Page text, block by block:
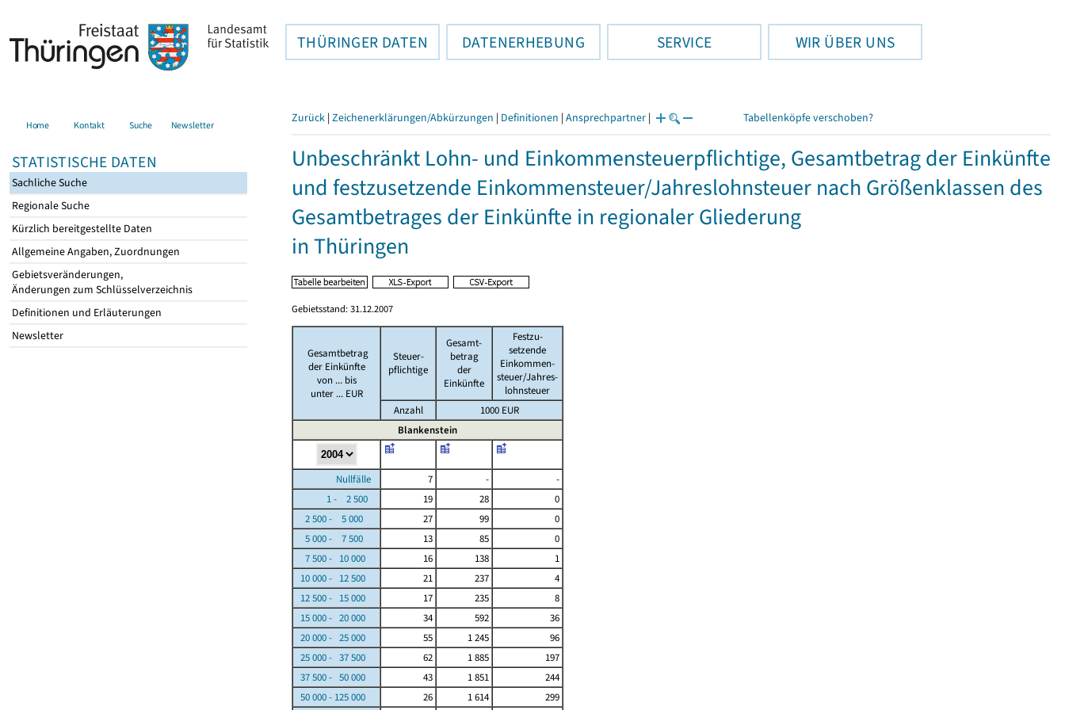
THÜRINGER DATEN DATENERHEBUNG SERVICE WIR ÜBER UNS
Home Kontakt Suche Newsletter
STATISTISCHE DATEN
Sachliche Suche
Regionale Suche
Kürzlich bereitgestellte Daten
Allgemeine Angaben, Zuordnungen
Gebietsveränderungen,
Änderungen zum Schlüsselverzeichnis
Definitionen und Erläuterungen
Newsletter
Zurück | Zeichenerklärungen/Abkürzungen | Definitionen | Ansprechpartner | Tabellenköpfe verschoben?
Unbeschränkt Lohn- und Einkommensteuerpflichtige, Gesamtbetrag der Einkünfte
und festzusetzende Einkommensteuer/Jahreslohnsteuer nach Größenklassen des
Gesamtbetrages der Einkünfte in regionaler Gliederung
in Thüringen
Gebietsstand: 31.12.2007
Gesamtbetrag
der Einkünfte
von ... bis
unter ... EUR
Steuer-
pflichtige
Gesamt-
betrag
der
Einkünfte
Festzu-
setzende
Einkommen-
steuer/Jahres-
lohnsteuer
Anzahl
1000 EUR
Blankenstein
Nullfälle 7 -
-
1 - 2 500
19 28
0
2 500 - 5 000
27 99
0
5 000 - 7 500
13 85
0
7 500 - 10 000
16 138
1
10 000 - 12 500
21 237
4
12 500 - 15 000
17 235
8
15 000 - 20 000
34 592
36
20 000 - 25 000
55 1 245
96
25 000 - 37 500
62 1 885
197
37 500 - 50 000
43 1 851
244
50 000 - 125 000
26 1 614 299